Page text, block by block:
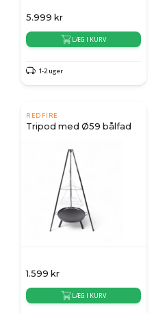
5.999 kr
LÆG I KURV
1-2 uger
REDFIRE
Tripod med Ø59 bålfad
1.599 kr
LÆG I KURV